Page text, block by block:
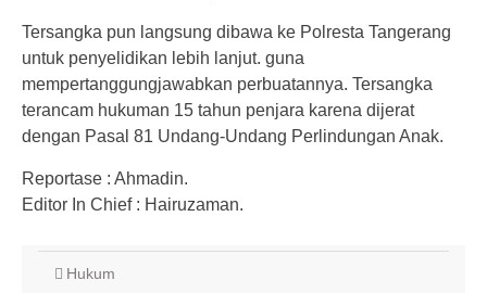
Tersangka pun langsung dibawa ke Polresta Tangerang
untuk penyelidikan lebih lanjut. guna
mempertanggungjawabkan perbuatannya. Tersangka
terancam hukuman 15 tahun penjara karena dijerat
dengan Pasal 81 Undang-Undang Perlindungan Anak.
Reportase : Ahmadin.
Editor In Chief : Hairuzaman.
Hukum